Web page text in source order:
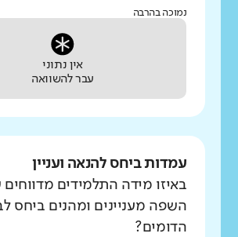
נמוכה בהרבה
אין נתוני
עבר להשוואה
עמדות ביחס להנאה ועניין
באיזו מידה התלמידים מדווחים
השפה מעניינים ומהנים ביחס
הדומים?